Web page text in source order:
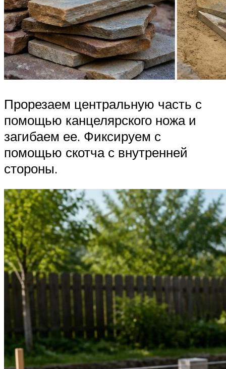
Прорезаем центральную часть с
помощью канцелярского ножа и
загибаем ее. Фиксируем с
помощью скотча с внутренней
стороны.